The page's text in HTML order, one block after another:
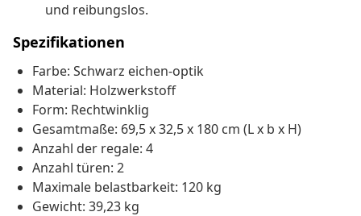
und reibungslos.
Spezifikationen
Farbe: Schwarz eichen-optik
Material: Holzwerkstoff
Form: Rechtwinklig
Gesamtmaße: 69,5 x 32,5 x 180 cm (L x b x H)
Anzahl der regale: 4
Anzahl türen: 2
Maximale belastbarkeit: 120 kg
Gewicht: 39,23 kg